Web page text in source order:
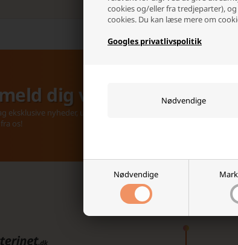
cookies og/eller fra tredjeparter),
cookies. Du kan læse mere om
Googles privatlivspolitik
Nødvendige
dig vores nyhedsbrev!
eksklusive nyheder, unikke rabatkoder, inspiration og de vildeste
os!